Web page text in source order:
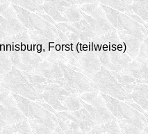
Forst (teilweise)